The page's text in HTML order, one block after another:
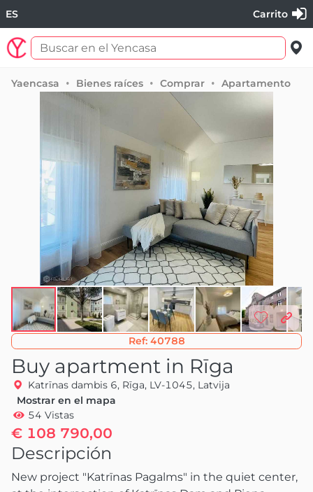
ES Carrito
Yaencasa Bienes raíces Comprar Apartamento
Ref: 40788
Buy apartment in Rīga
Katrīnas dambis 6, Rīga, LV-1045, Latvija
Mostrar en el mapa
54 Vistas
€ 108 790,00
Descripción
New project "Katrīnas Pagalms" in the quiet center,